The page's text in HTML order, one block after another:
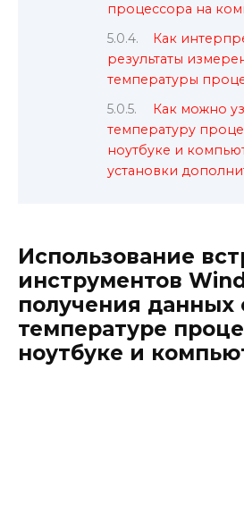
процессора на
Как
результаты
температуры
Как можно
температуру
ноутбуке и
установки
Использование
инструментов
получения данных
температуре
ноутбуке и